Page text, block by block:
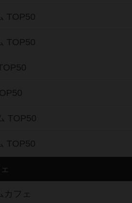
TOP50
TOP50
TOP50
TOP50
カフェ